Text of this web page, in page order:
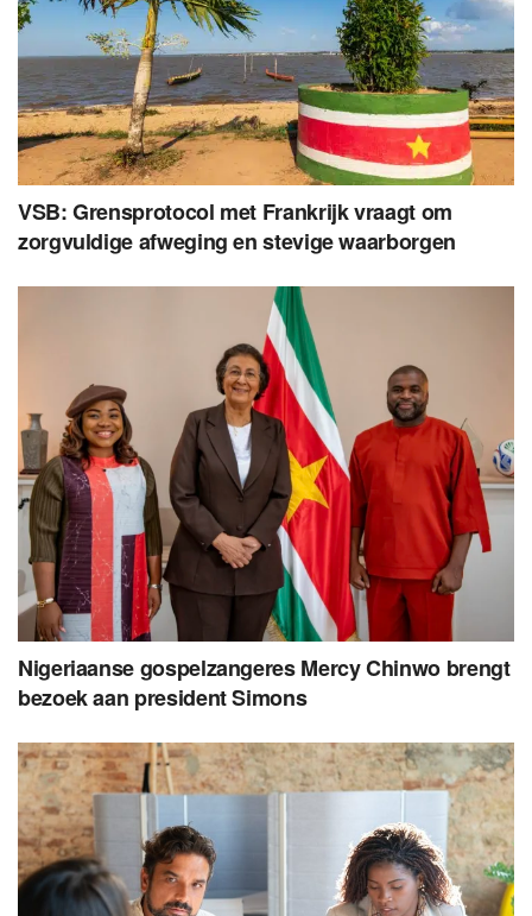
VSB: Grensprotocol met Frankrijk vraagt om
zorgvuldige afweging en stevige waarborgen
Nigeriaanse gospelzangeres Mercy Chinwo brengt
bezoek aan president Simons